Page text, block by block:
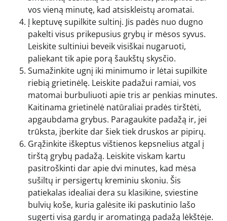
vos vieną minutę, kad atsiskleistų aromatai.
Į keptuvę supilkite sultinį. Jis padės nuo dugno
pakelti visus prikepusius grybų ir mėsos syvus.
Leiskite sultiniui beveik visiškai nugaruoti,
paliekant tik apie porą šaukštų skysčio.
Sumažinkite ugnį iki minimumo ir lėtai supilkite
riebią grietinėlę. Leiskite padažui ramiai, vos
matomai burbuliuoti apie tris ar penkias minutes.
Kaitinama grietinėlė natūraliai pradės tirštėti,
apgaubdama grybus. Paragaukite padažą ir, jei
trūksta, įberkite dar šiek tiek druskos ar pipirų.
Grąžinkite iškeptus vištienos kepsnelius atgal į
tirštą grybų padažą. Leiskite viskam kartu
pasitroškinti dar apie dvi minutes, kad mėsa
sušiltų ir persigertų kreminiu skoniu. Šis
patiekalas idealiai dera su klasikine, sviestine
bulvių koše, kuria galėsite iki paskutinio lašo
sugerti visą gardų ir aromatingą padažą lėkštėje.